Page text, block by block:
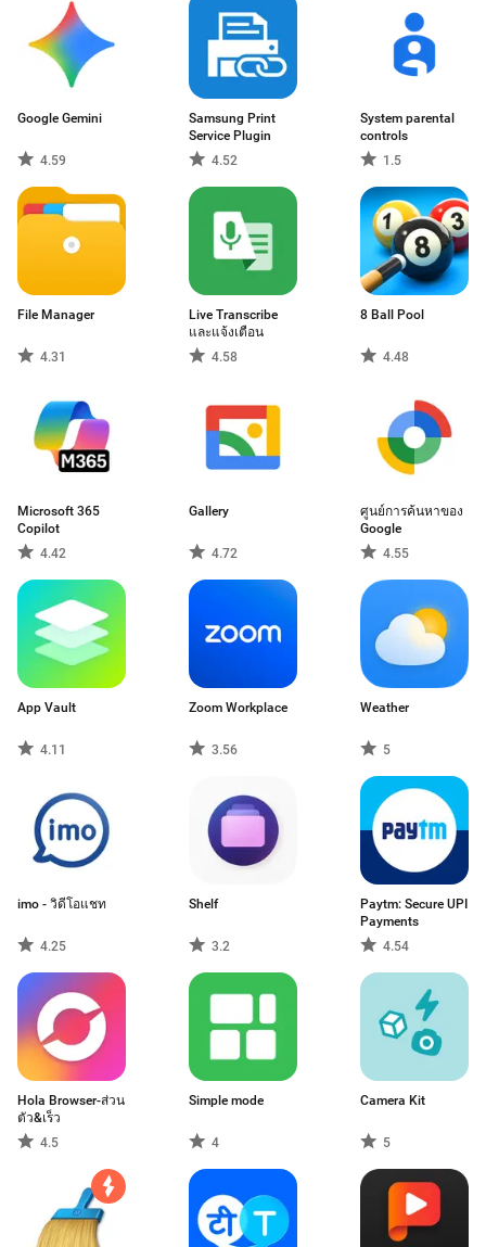
Google Gemini
4.59
Samsung Print
Service Plugin
4.52
System parental
controls
1.5
File Manager
4.31
Live Transcribe
และแจ้งเตือน
4.58
8 Ball Pool
4.48
Microsoft 365
Copilot
4.42
Gallery
4.72
ศูนย์การค้นหาของ
Google
4.55
App Vault
4.11
Zoom Workplace
3.56
Weather
5
imo - วิดีโอแชท
4.25
Shelf
3.2
Paytm: Secure UPI
Payments
4.54
Hola Browser-ส่วน
ตัว&เร็ว
4.5
Simple mode
4
Camera Kit
5